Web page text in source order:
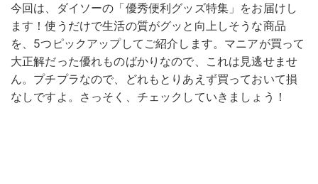
今回は、ダイソーの「優秀便利グッズ特集」をお届けし
ます！使うだけで生活の質がグッと向上しそうな商品
を、5つピックアップしてご紹介します。マニアが買って
大正解だった優れものばかりなので、これは見逃せませ
ん。プチプラなので、どれもとりあえず買っておいて損
なしですよ。さっそく、チェックしていきましょう！